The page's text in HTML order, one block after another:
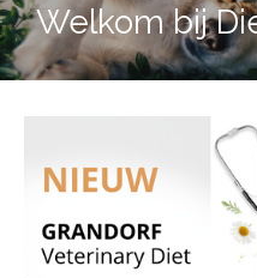
Welkom bij